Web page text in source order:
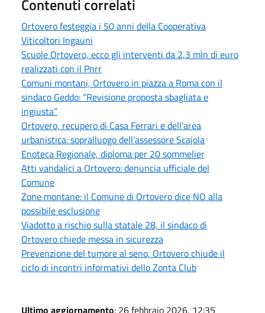
Contenuti correlati
Ortovero festeggia i 50 anni della Cooperativa
Viticoltori Ingauni
Scuole Ortovero, ecco gli interventi da 2,3 mln di euro
realizzati con il Pnrr
Comuni montani, Ortovero in piazza a Roma con il
sindaco Geddo: “Revisione proposta sbagliata e
ingiusta”
Ortovero, recupero di Casa Ferrari e dell’area
urbanistica: sopralluogo dell’assessore Scajola
Enoteca Regionale, diploma per 20 sommelier
Atti vandalici a Ortovero: denuncia ufficiale del
Comune
Zone montane: il Comune di Ortovero dice NO alla
possibile esclusione
Viadotto a rischio sulla statale 28, il sindaco di
Ortovero chiede messa in sicurezza
Prevenzione del tumore al seno, Ortovero chiude il
ciclo di incontri informativi dello Zonta Club
Ultimo aggiornamento: 26 febbraio 2026, 12:35